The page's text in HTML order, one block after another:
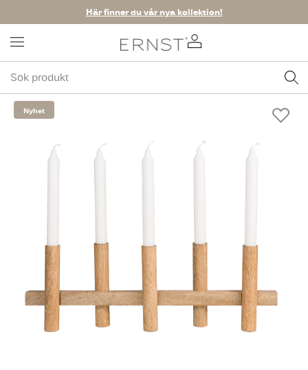
Här finner du vår nya kollektion!
Nyhet